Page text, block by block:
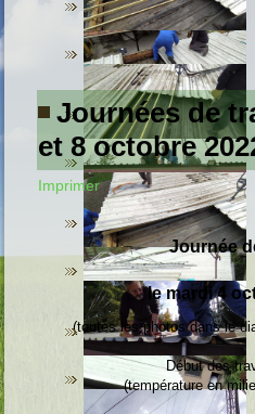
Journées de
et 8 octobre
Imprimer
Journée
le mardi 4
(toutes les photos dans le
Début des
(température en